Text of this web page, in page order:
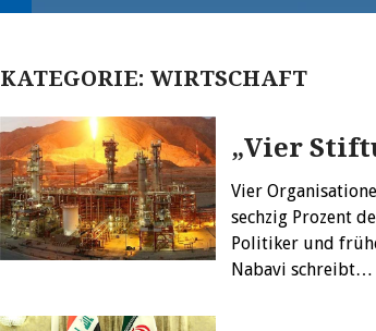
KATEGORIE: WIRTSCHAFT
„Vier
Vier
sechzig Prozent
Politiker und
Nabavi schreibt…